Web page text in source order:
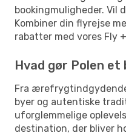
bookingmuligheder. Vil
Kombiner din flyrejse
rabatter med vores Fly
Hvad gør Polen
Fra
byer og autentiske
uforglemmelige
destination, der bliver